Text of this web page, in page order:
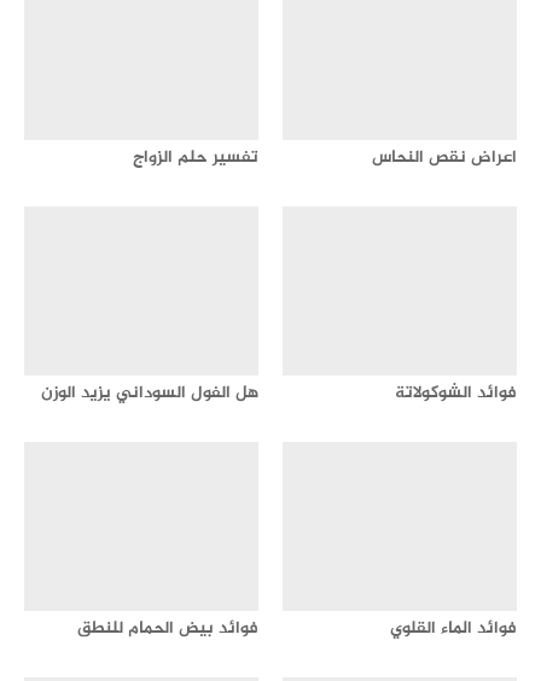
اعراض نقص النحاس تفسير حلم الزواج
فوائد الشوكولاتة هل الفول السوداني يزيد الوزن
فوائد الماء القلوي فوائد بيض الحمام للنطق